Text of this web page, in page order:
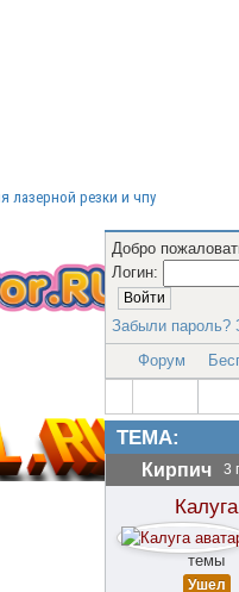
лазерной резки и чпу
Добро
Логин:
Забыли пароль?
Форум
ТЕМА:
Кирпич 3
Калуга
темы
Ушел